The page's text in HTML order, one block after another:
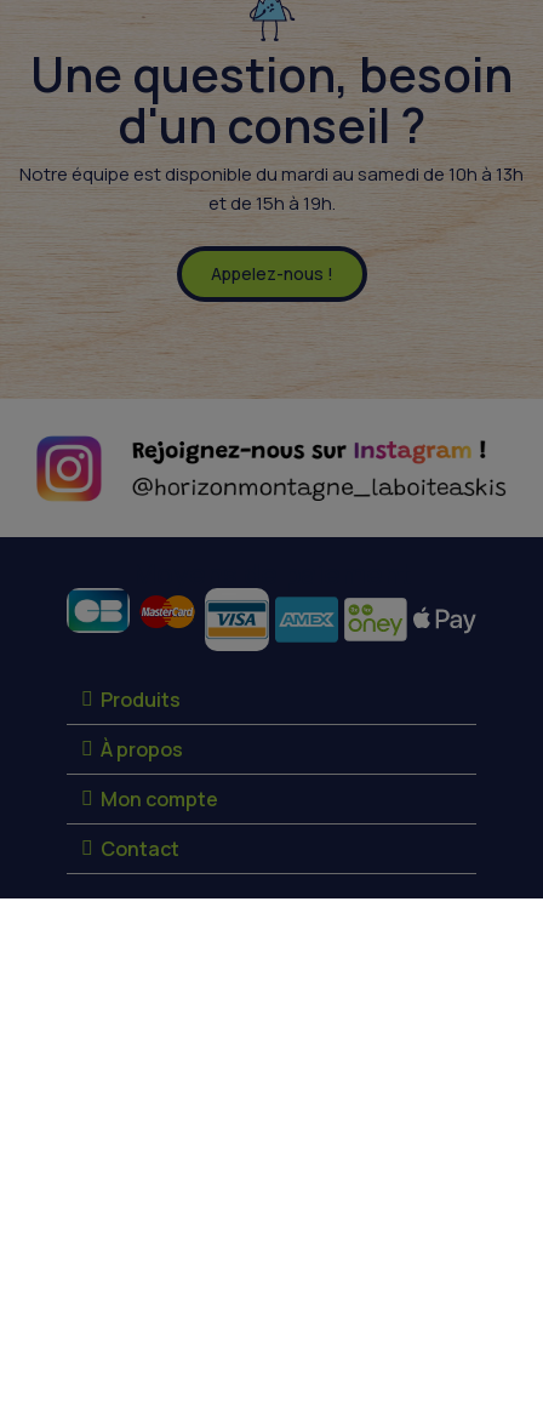
Une question, besoin
d'un conseil ?​
Notre équipe est disponible du mardi au samedi de 10h à 13h
et de 15h à 19h.
Appelez-nous !
Produits
À propos
Mon compte
Contact